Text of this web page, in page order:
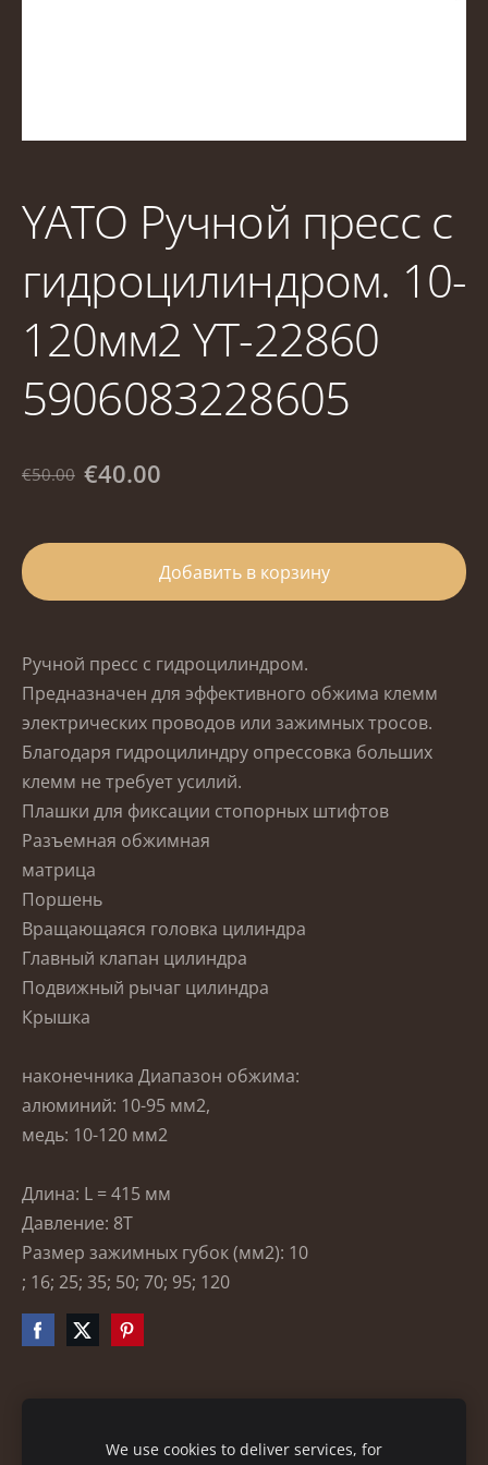
YATO Ручной пресс с
гидроцилиндром. 10-
120мм2 YT-22860
5906083228605
€50.00 €40.00
Добавить в корзину
Ручной пресс с гидроцилиндром.
Предназначен для эффективного обжима клемм
электрических проводов или зажимных тросов.
Благодаря гидроцилиндру опрессовка больших
клемм не требует усилий.
Плашки для фиксации стопорных штифтов
Разъемная обжимная
матрица
Поршень
Вращающаяся головка цилиндра
Главный клапан цилиндра
Подвижный рычаг цилиндра
Крышка
наконечника Диапазон обжима:
алюминий: 10-95 мм2,
медь: 10-120 мм2
Длина: L = 415 мм
Давление: 8T
Размер зажимных губок (мм2): 10
; 16; 25; 35; 50; 70; 95; 120
We use cookies to deliver services, for